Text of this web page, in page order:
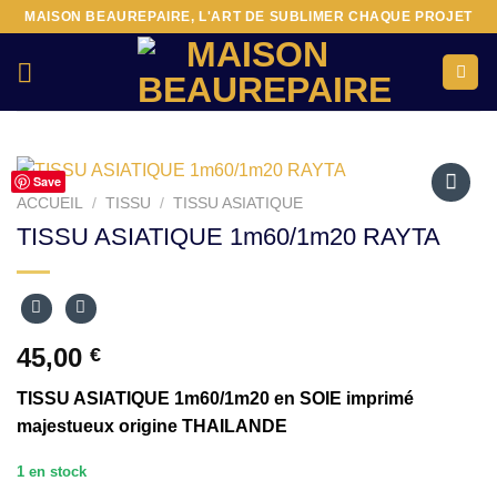
Passer
contenu
MAISON BEAUREPAIRE, L'ART DE SUBLIMER CHAQUE PROJET
Save
Ajouter
à la liste
ACCUEIL / TISSU / TISSU ASIATIQUE
TISSU ASIATIQUE 1m60/1m20 RAYTA
45,00 €
TISSU ASIATIQUE 1m60/1m20 en SOIE imprimé
majestueux origine THAILANDE
1 en stock